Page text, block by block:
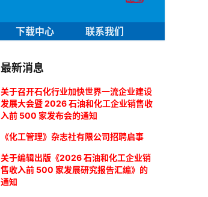
下载中心 联系我们
最新消息
关于召开石化行业加快世界一流企业建设
发展大会暨 2026 石油和化工企业销售收
入前 500 家发布会的通知
《化工管理》杂志社有限公司招聘启事
关于编辑出版《2026 石油和化工企业销
售收入前 500 家发展研究报告汇编》的
通知